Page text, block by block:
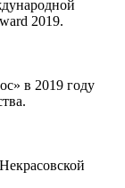
2019.
в 2019 году